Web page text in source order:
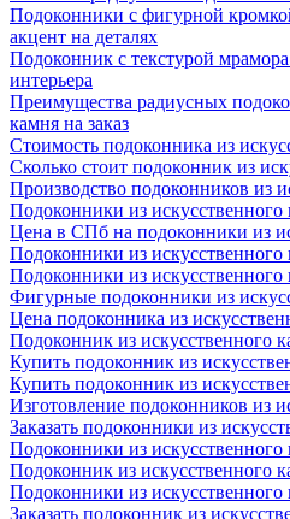
Подоконники с фигурной
акцент на деталях
Подоконник с текстурой
интерьера
Преимущества радиусных
камня на заказ
Стоимость подоконника из
Сколько стоит подоконник из
Производство подоконников из
Подоконники из искусственного
Цена в СПб на подоконники из
Подоконники из искусственного
Подоконники из
Фигурные подоконники из
Цена подоконника из
Подоконник из искусственного
Купить подоконник из
Купить подоконник из
Изготовление подоконников из
Заказать подоконники из
Подоконники из искусственного
Подоконник из искусственного
Подоконники из искусственного
Заказать подоконник из